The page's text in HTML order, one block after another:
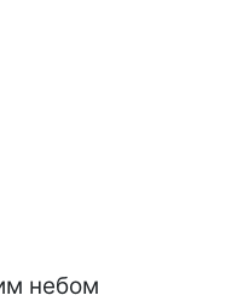
небом